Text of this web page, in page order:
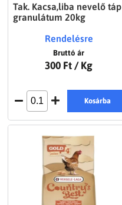
Tak. Kacsa,liba nevelő táp
granulátum 20kg
Rendelésre
Bruttó ár
300 Ft / Kg
Kosárba